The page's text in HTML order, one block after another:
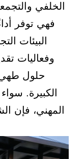
الخلفي
فهي توفر
البيئات
وفعاليات
حلول طهي
الكبيرة.
المهني، فإن